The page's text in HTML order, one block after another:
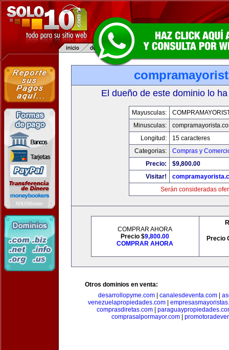
El dueño de este dominio lo
Mayusculas:
Minusculas:
Longitud:
15 caracteres
Categorias:
Compras y
Precio:
$9,800.00
Visitar!
Serán consideradas
COMPRAR AHORA
Precio $9,800.00
COMPRAR AHORA
Precio
Otros dominios en venta:
desarrollopyme.com| canalesdeventa.com|
venezuelapropiedades.com|
comprasdiretas.com
comprasalpormayor.com|